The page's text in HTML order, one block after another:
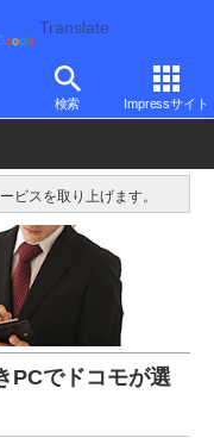
Translate
検索 Impressサイト
フォン モバイルノート
ビスを取り上げます。
PCでドコモが選